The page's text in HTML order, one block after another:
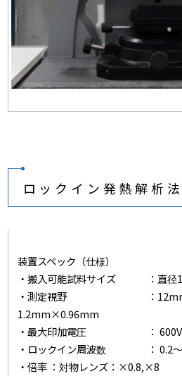
ロックイン発熱解析法
装置スペック（仕様）
・搬入可能試料サイズ ：直径
・測定視野 ：
1.2mm×0.96mm
・最大印加電圧 ： 600V
・ロックイン周波数 ： 0.2～
・倍率 ：対物レンズ：×0.8,×8